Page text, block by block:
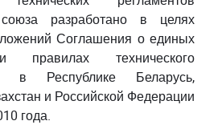
разработано в целях
Соглашения о единых
правилах технического
в Республике Беларусь,
и Российской Федерации
года.